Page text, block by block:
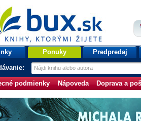
žijete
stránka
Ponuky Predpredaj
podmienky Nápoveda Doprava a